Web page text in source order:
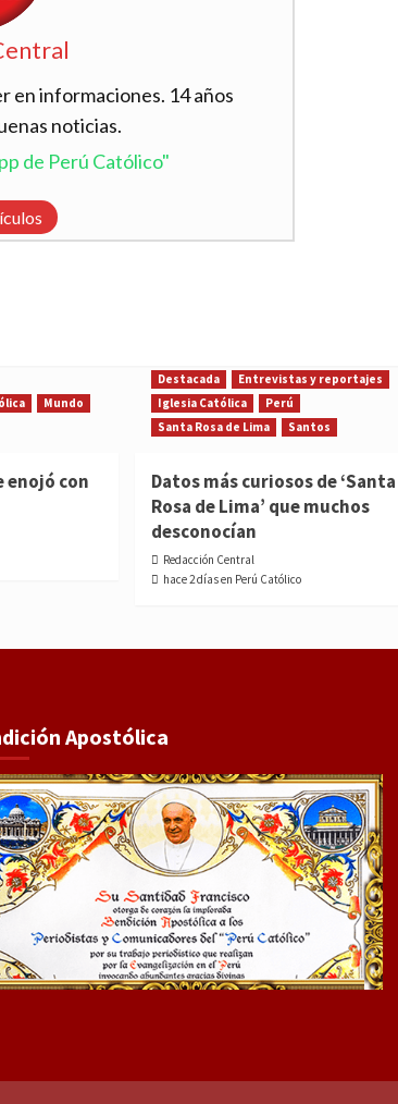
en informaciones. 14 años
noticias.
de Perú Católico"
Mundo
enojó con
Destacada
Entrevistas y reportajes
Iglesia Católica
Perú
Santa Rosa de Lima
Santos
Datos más curiosos de ‘Santa
Rosa de Lima’ que muchos
desconocían
Redacción Central
hace 2 días en Perú Católico
Apostólica